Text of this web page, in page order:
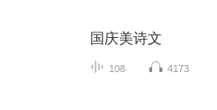
国庆美诗文
108 4173